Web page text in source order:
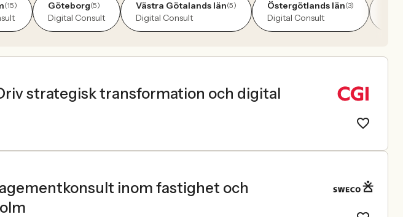
(15) Göteborg(5)
Digital Consult
Västra Götalands län(5)
Digital Consult
Östergötlands län(3)
Digital Consult
strategisk transformation och digital
inom fastighet och